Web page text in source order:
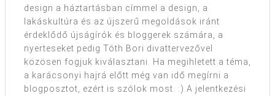
design a háztartásban címmel a design, a
lakáskultúra és az újszerű megoldások iránt
érdeklődő újságírók és bloggerek számára, a
nyerteseket pedig Tóth Bori divattervezővel
közösen fogjuk kiválasztani. Ha megihletett a téma,
a karácsonyi hajrá előtt még van idő megírni a
blogposztot, ezért is szólok most. :) A jelentkezési